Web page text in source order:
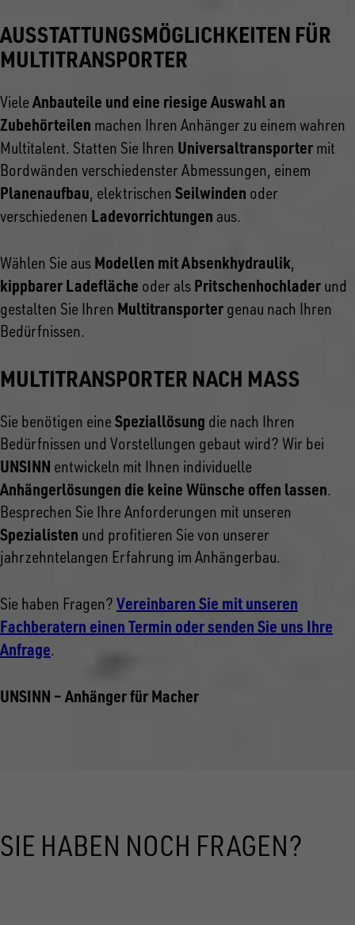
AUSSTATTUNGSMÖGLICHKEITEN FÜR
MULTITRANSPORTER
Viele Anbauteile und eine riesige Auswahl an
Zubehörteilen machen Ihren Anhänger zu einem wahren
Multitalent. Statten Sie Ihren Universaltransporter mit
Bordwänden verschiedenster Abmessungen, einem
Planenaufbau, elektrischen Seilwinden oder
verschiedenen Ladevorrichtungen aus.
Wählen Sie aus Modellen mit Absenkhydraulik,
kippbarer Ladefläche oder als Pritschenhochlader und
gestalten Sie Ihren Multitransporter genau nach Ihren
Bedürfnissen.
MULTITRANSPORTER NACH MASS
Sie benötigen eine Speziallösung die nach Ihren
Bedürfnissen und Vorstellungen gebaut wird? Wir bei
UNSINN entwickeln mit Ihnen individuelle
Anhängerlösungen die keine Wünsche offen lassen.
Besprechen Sie Ihre Anforderungen mit unseren
Spezialisten und profitieren Sie von unserer
jahrzehntelangen Erfahrung im Anhängerbau.
Sie haben Fragen? Vereinbaren Sie mit unseren
Fachberatern einen Termin oder senden Sie uns Ihre
Anfrage.
UNSINN – Anhänger für Macher
SIE HABEN NOCH FRAGEN?